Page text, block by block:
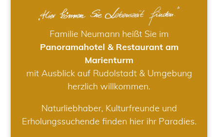
Familie Neumann heißt Sie im
Panoramahotel & Restaurant am
Marienturm
mit Ausblick auf Rudolstadt & Umgebung
herzlich willkommen.
Naturliebhaber, Kulturfreunde und
Erholungssuchende finden hier ihr Paradies.